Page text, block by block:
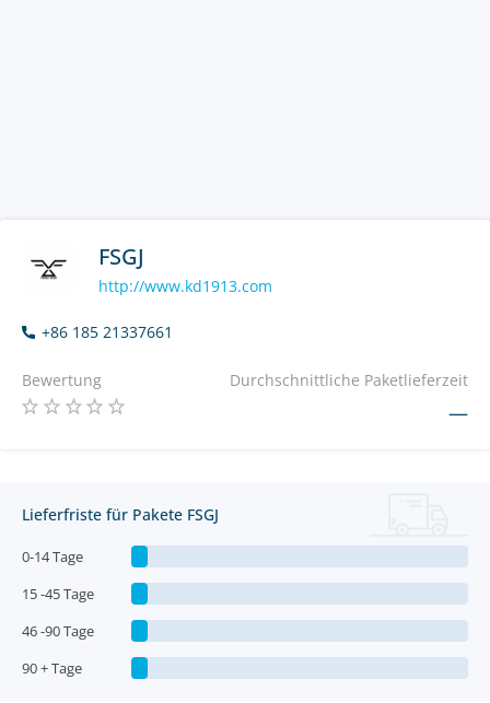
FSGJ
http://www.kd1913.com
+86 185 21337661
Bewertung Durchschnittliche Paketlieferzeit
—
Lieferfriste für Pakete FSGJ
0-14 Tage
15 -45 Tage
46 -90 Tage
90 + Tage